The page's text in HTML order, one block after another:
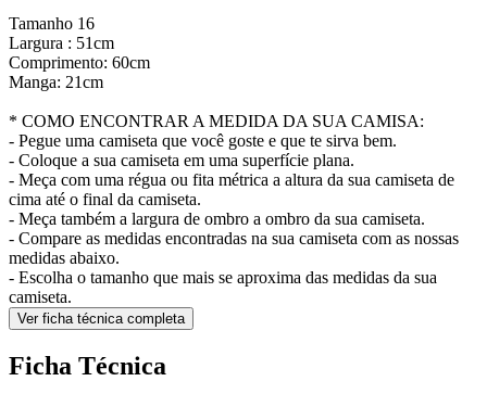
Tamanho 16
Largura : 51cm
Comprimento: 60cm
Manga: 21cm
* COMO ENCONTRAR A MEDIDA DA SUA CAMISA:
- Pegue uma camiseta que você goste e que te sirva bem.
- Coloque a sua camiseta em uma superfície plana.
- Meça com uma régua ou fita métrica a altura da sua camiseta de
cima até o final da camiseta.
- Meça também a largura de ombro a ombro da sua camiseta.
- Compare as medidas encontradas na sua camiseta com as nossas
medidas abaixo.
- Escolha o tamanho que mais se aproxima das medidas da sua
camiseta.
Ver ficha técnica completa
Ficha Técnica